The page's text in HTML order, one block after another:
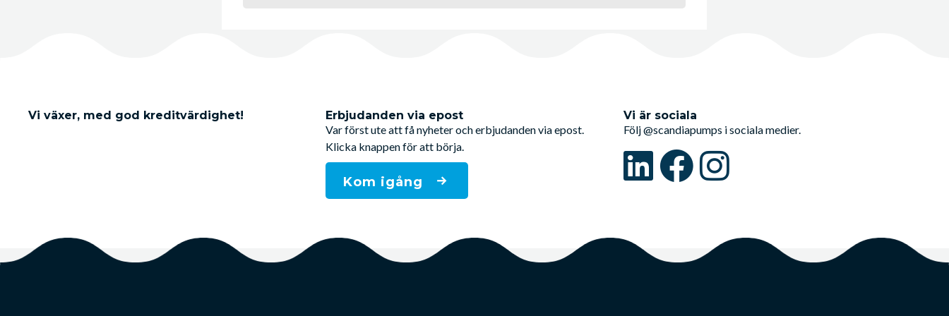
Vi växer, med god kreditvärdighet!
Erbjudanden via epost
Var först ute att få nyheter och erbjudanden via epost.
Klicka knappen för att börja.
Kom igång
Vi är sociala
Följ @scandiapumps i sociala medier.